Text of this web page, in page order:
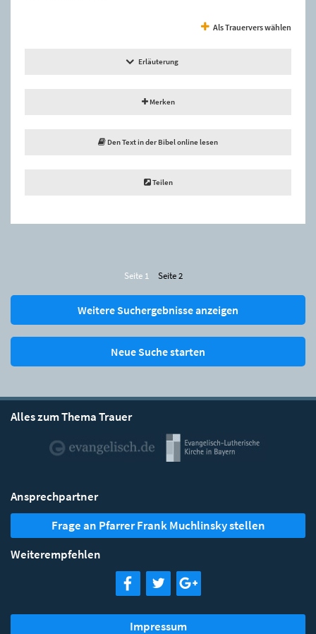
Als Trauervers wählen
Erläuterung
Merken
Den Text in der Bibel online lesen
Teilen
Seite 1 Seite 2
Weitere Suchergebnisse anzeigen
Neue Suche starten
Alles zum Thema Trauer
Ansprechpartner
Frage an Pfarrer Frank Muchlinsky stellen
Weiterempfehlen
Impressum